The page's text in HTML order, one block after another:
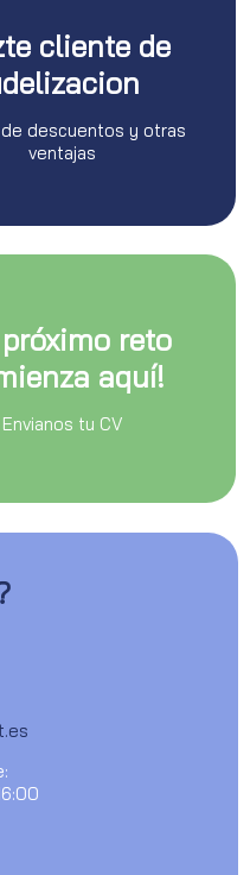
cliente de
descuentos y otras
ventajas
próximo reto
aquí!
Envianos tu CV